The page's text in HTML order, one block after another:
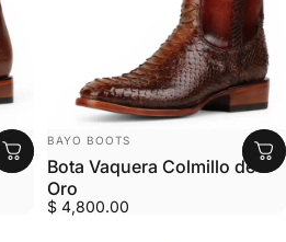
MARCA:
BAYO BOOTS
Bota Vaquera Colmillo de
Oro
$ 4,800.00